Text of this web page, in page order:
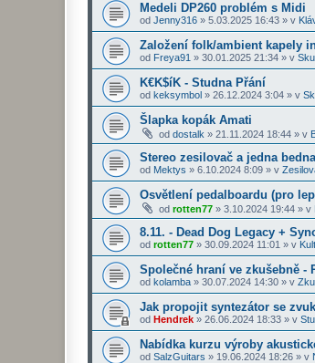
Medeli DP260 problém s Midi
od Jenny316 » 5.03.2025 16:43 » v
Založení folk/ambient kapely
od Freya91 » 30.01.2025 21:34 » v
K€K$íK - Studna Přání
od keksymbol » 26.12.2024 3:04 » v
Šlapka kopák Amati
od dostalk » 21.11.2024 18:44 » v
Stereo zesilovač a jedna bedna
od Mektys » 6.10.2024 8:09 » v
Osvětlení pedalboardu (pro
od rotten77 » 3.10.2024 19:44 » v
8.11. - Dead Dog Legacy +
od rotten77 » 30.09.2024 11:01 » v
Společné hraní ve zkušebně -
od kolamba » 30.07.2024 14:30 » v
Jak propojit syntezátor se
od Hendrek » 26.06.2024 18:33 » v
Nabídka kurzu výroby
od SalzGuitars » 19.06.2024 18:26 » v